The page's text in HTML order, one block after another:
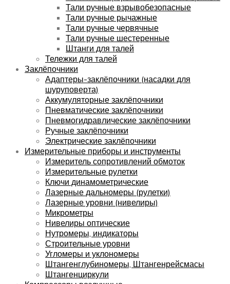
Тали ручные взрывобезопасные
Тали ручные рычажные
Тали ручные червячные
Тали ручные шестеренные
Штанги для талей
Тележки для талей
Заклёпочники
Адаптеры-заклёпочники (насадки для
шуруповерта)
Аккумуляторные заклёпочники
Пневматические заклёпочники
Пневмогидравлические заклёпочники
Ручные заклёпочники
Электрические заклёпочники
Измерительные приборы и инструменты
Измеритель сопротивлений обмоток
Измерительные рулетки
Ключи динамометрические
Лазерные дальномеры (рулетки)
Лазерные уровни (нивелиры)
Микрометры
Нивелиры оптические
Нутромеры, индикаторы
Строительные уровни
Угломеры и уклономеры
Штангенглубиномеры, Штангенрейсмасы
Штангенциркули